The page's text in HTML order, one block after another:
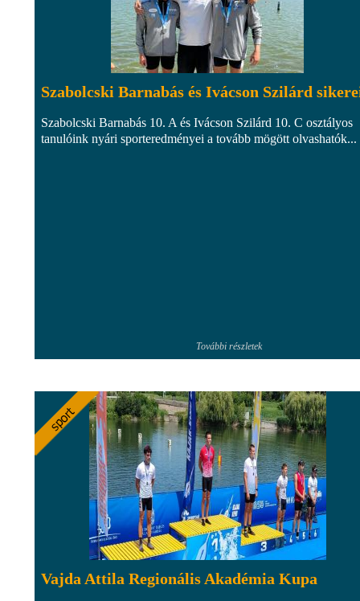
Szabolcski Barnabás és Ivácson Szilárd
Szabolcski Barnabás 10. A és Ivácson Szilárd 10. C osztályos
tanulóink nyári sporteredményei a tovább mögött olvashatók...
További részletek
Vajda Attila Regionális Akadémia Kupa